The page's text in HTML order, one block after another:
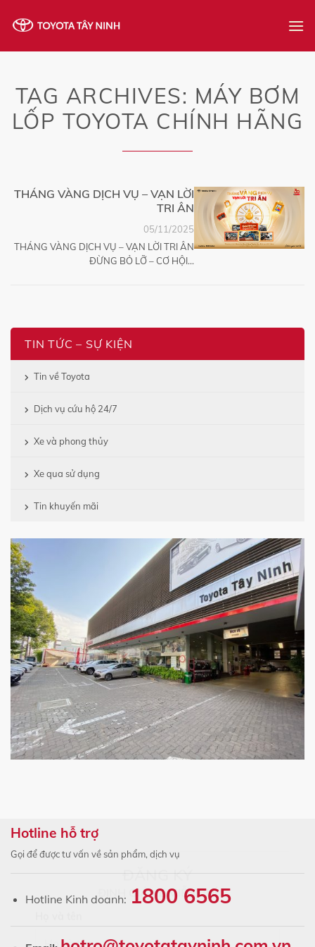
ĐĂNG KÝ
Họ và tên
TAG ARCHIVES: MÁY BƠM
LỐP TOYOTA CHÍNH HÃNG
TIN TỨC – SỰ KIỆN
Tin về Toyota
Dịch vụ cứu hộ 24/7
Xe và phong thủy
Xe qua sử dụng
Tin khuyến mãi
THÁNG VÀNG DỊCH VỤ – VẠN LỜI
TRI ÂN
THÁNG VÀNG DỊCH VỤ – VẠN LỜI TRI ÂN
ĐỪNG BỎ LỠ – CƠ HỘI...
05/11/2025
Hotline hỗ trợ
Gọi để được tư vấn về sản phẩm, dịch vụ
Hotline Kinh doanh: 1800 6565